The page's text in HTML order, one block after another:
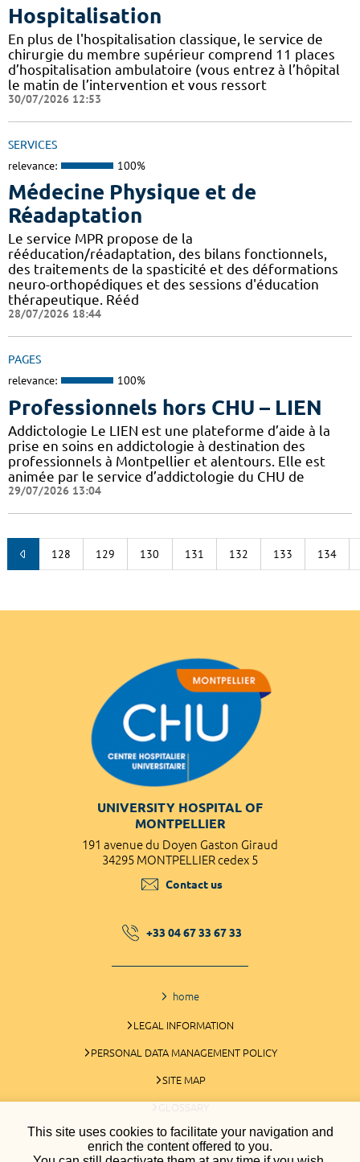
This site uses cookies to facilitate your navigation and
enrich the content offered to you.
Hospitalisation
En plus de l'hospitalisation classique, le service de
chirurgie du membre supérieur comprend 11 places
d’hospitalisation ambulatoire (vous entrez à l’hôpital
le matin de l’intervention et vous ressort
30/07/2026 12:53
SERVICES
relevance: 100%
Médecine Physique et de
Réadaptation
Le service MPR propose de la
rééducation/réadaptation, des bilans fonctionnels,
des traitements de la spasticité et des déformations
neuro-orthopédiques et des sessions d'éducation
thérapeutique. Rééd
28/07/2026 18:44
PAGES
relevance: 100%
Professionnels hors CHU – LIEN
Addictologie Le LIEN est une plateforme d’aide à la
prise en soins en addictologie à destination des
professionnels à Montpellier et alentours. Elle est
animée par le service d’addictologie du CHU de
29/07/2026 13:04
128 129 130 131 132 133 134
UNIVERSITY HOSPITAL OF
MONTPELLIER
191 avenue du Doyen Gaston Giraud
34295 MONTPELLIER cedex 5
Contact us
+33 04 67 33 67 33
home
LEGAL INFORMATION
PERSONAL DATA MANAGEMENT POLICY
SITE MAP
GLOSSARY
COOKIES MANAGEMENT